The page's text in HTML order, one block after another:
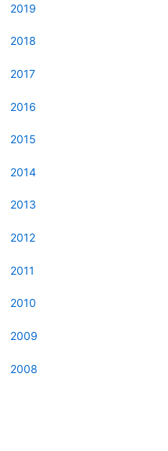
2019
2018
2017
2016
2015
2014
2013
2012
2011
2010
2009
2008